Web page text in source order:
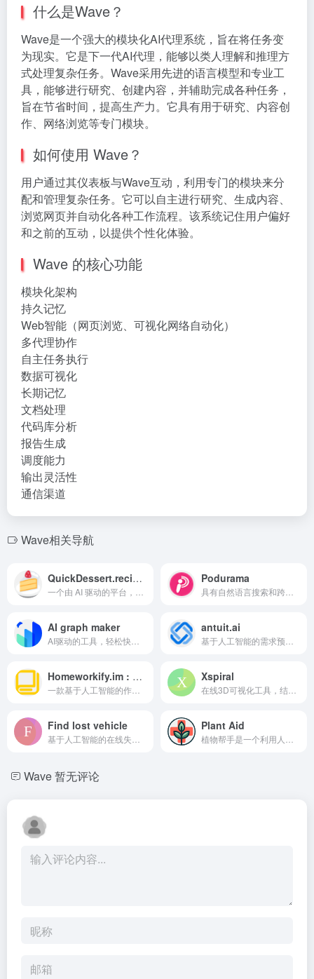
什么是Wave？
Wave是一个强大的模块化AI代理系统，旨在将任务变
为现实。它是下一代AI代理，能够以类人理解和推理方
式处理复杂任务。Wave采用先进的语言模型和专业工
具，能够进行研究、创建内容，并辅助完成各种任务，
旨在节省时间，提高生产力。它具有用于研究、内容创
作、网络浏览等专门模块。
如何使用 Wave？
用户通过其仪表板与Wave互动，利用专门的模块来分
配和管理复杂任务。它可以自主进行研究、生成内容、
浏览网页并自动化各种工作流程。该系统记住用户偏好
和之前的互动，以提供个性化体验。
Wave 的核心功能
模块化架构
持久记忆
Web智能（网页浏览、可视化网络自动化）
多代理协作
自主任务执行
数据可视化
长期记忆
文档处理
代码库分析
报告生成
调度能力
输出灵活性
通信渠道
Wave相关导航
QuickDessert.recipes Podurama
AI graph maker antuit.ai
Homeworkify.im : Homework with GPT-4o Xspiral
Find lost vehicle Plant Aid
Wave暂无评论